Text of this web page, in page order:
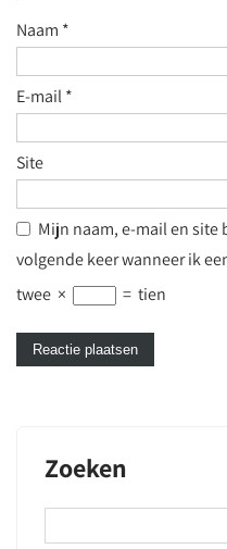
Naam *
E-mail*
Site
Mijn naam, e-mail en site
volgende keer wanneer ik
twee × = tien
Zoeken